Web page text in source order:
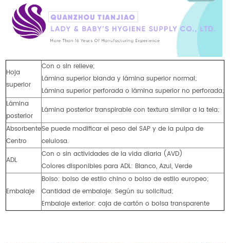
Hoja
superior
Con o sin relieve;
Lámina superior blanda y lámina superior normal;
Lámina superior perforada o lámina superior no perforada;
Lámina
posterior
Lámina posterior transpirable con textura similar a la tela;
Absorbente
Centro
Se puede modificar el peso del SAP y de la pulpa de
celulosa.
ADL
Con o sin actividades de la vida diaria (AVD)
Colores disponibles para ADL: Blanco, Azul, Verde
Embalaje
Bolso: bolso de estilo chino o bolso de estilo europeo;
Cantidad de embalaje: Según su solicitud;
Embalaje exterior: caja de cartón o bolsa transparente